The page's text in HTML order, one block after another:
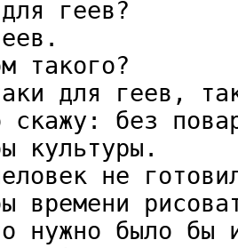
геев?
такого?
для геев,
скажу: без
культуры.
не
времени
нужно было бы